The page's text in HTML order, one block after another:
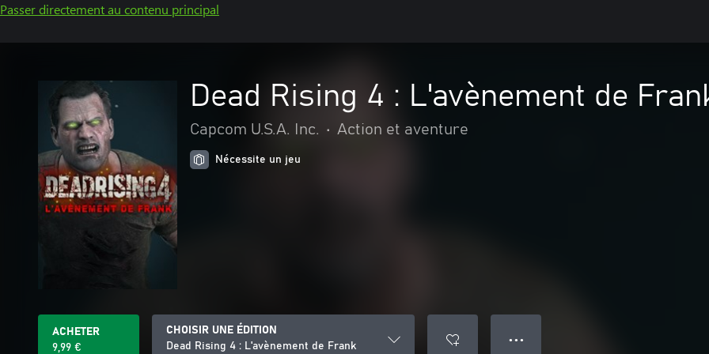
Passer directement au contenu principal
Dead Rising 4 : L'avènement de
Capcom U.S.A. Inc. • Action et aventure
Nécessite un jeu
ACHETER
9,99 €
CHOISIR UNE ÉDITION
Dead Rising 4 : L'avènement de Frank
● ● ●